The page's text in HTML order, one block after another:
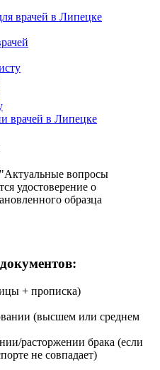
врачей в Липецке
врачей в Липецке
вопросы
удостоверение о
образца
+ прописка)
(высшем или среднем
расторжении брака (если
не совпадает)